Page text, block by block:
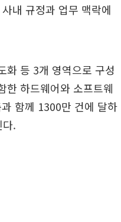
내 규정과 업무 맥락에
등 3개 영역으로 구성
한 하드웨어와 소프트웨
함께 1300만 건에 달하
.